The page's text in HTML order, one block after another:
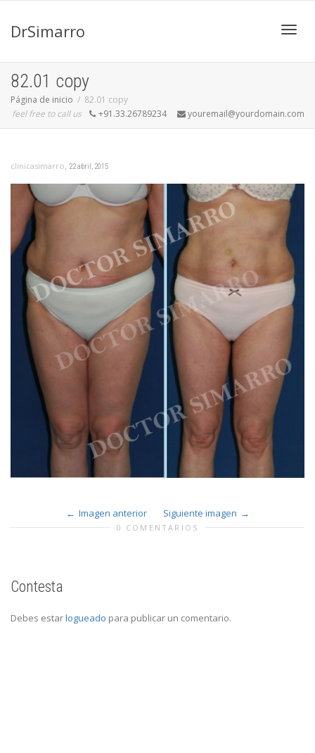
DrSimarro
82.01 copy
Página de inicio
82.01 copy
feel free to call us
+91.33.26789234 youremail@yourdomain.com
clinicasimarro, 22 abril, 2015
Imagen anterior Siguiente imagen
0 COMENTARIOS
Contesta
Debes estarlogueado para publicar un comentario.